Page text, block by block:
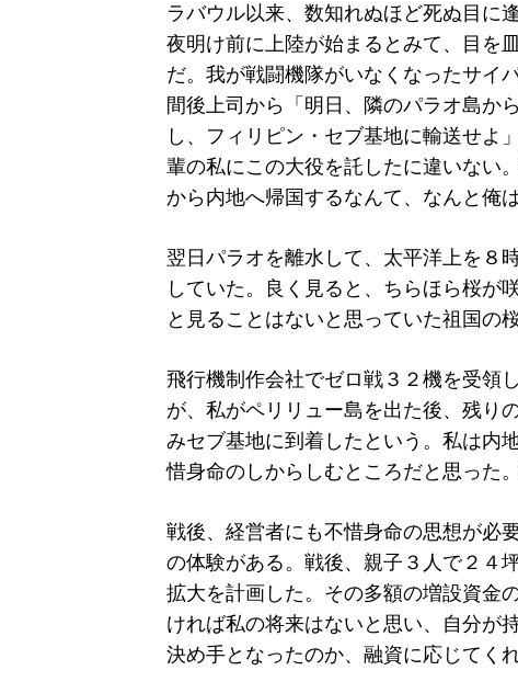
ラバウル以来、数知れぬほど死ぬ目に
夜明け前に上陸が始まるとみて、目を
だ。我が戦闘機隊がいなくなったサイ
間後上司から「明日、隣のパラオ島か
し、フィリピン・セブ基地に輸送せよ
輩の私にこの大役を託したに違いない
から内地へ帰国するなんて、なんと俺
翌日パラオを離水して、太平洋上を８
していた。良く見ると、ちらほら桜が
と見ることはないと思っていた祖国の
飛行機制作会社でゼロ戦３２機を受領
が、私がペリリュー島を出た後、残り
みセブ基地に到着したという。私は内
惜身命のしからしむところだと思った
戦後、経営者にも不惜身命の思想が必
の体験がある。戦後、親子３人で２４
拡大を計画した。その多額の増設資金
ければ私の将来はないと思い、自分が
決め手となったのか、融資に応じてくれ